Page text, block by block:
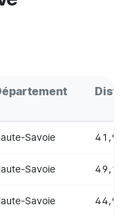
Savoie 41,9
Savoie 49,1
Savoie 44,9